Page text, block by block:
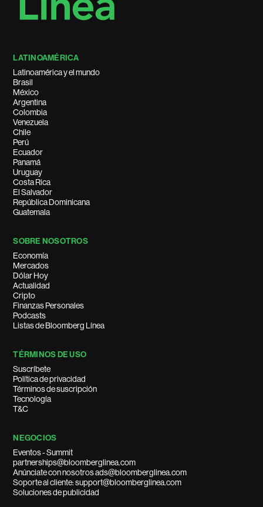
LATINOAMÉRICA
Latinoamérica y el mundo
Brasil
México
Argentina
Colombia
Venezuela
Chile
Perú
Ecuador
Panamá
Uruguay
Costa Rica
El Salvador
República Dominicana
Guatemala
SOBRE NOSOTROS
Economía
Mercados
Dólar Hoy
Actualidad
Cripto
Finanzas Personales
Podcasts
Listas de Bloomberg Línea
TÉRMINOS DE USO
Suscríbete
Política de privacidad
Términos de suscripción
Tecnología
T&C
NEGOCIOS
Eventos - Summit
partnerships@bloomberglinea.com
Anúnciate con nosotros ads@bloomberglinea.com
Soporte al cliente: support@bloomberglinea.com
Soluciones de publicidad